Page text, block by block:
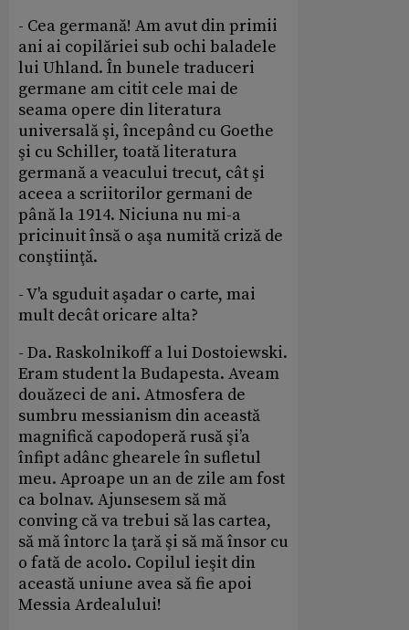
- Cea germană! Am avut din primii
ani ai copilăriei sub ochi baladele
lui Uhland. În bunele traduceri
germane am citit cele mai de
seama opere din literatura
universală şi, începând cu Goethe
şi cu Schiller, toată literatura
germană a veacului trecut, cât şi
aceea a scriitorilor germani de
până la 1914. Niciuna nu mi-a
pricinuit însă o aşa numită criză de
conştiinţă.
- V'a sguduit aşadar o carte, mai
mult decât oricare alta?
- Da. Raskolnikoff a lui Dostoiewski.
Eram student la Budapesta. Aveam
douăzeci de ani. Atmosfera de
sumbru messianism din această
magnifică capodoperă rusă şi’a
înfipt adânc ghearele în sufletul
meu. Aproape un an de zile am fost
ca bolnav. Ajunsesem să mă
conving că va trebui să las cartea,
să mă întorc la ţară şi să mă însor cu
o fată de acolo. Copilul ieşit din
această uniune avea să fie apoi
Messia Ardealului!